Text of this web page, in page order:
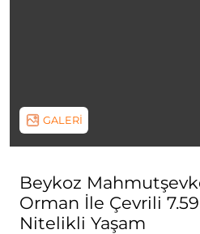
GALERİ
Beykoz
Orman İle Çevrili
Nitelikli Yaşam